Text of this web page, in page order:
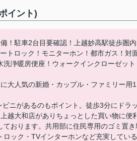
イント)
！駐車2台目要確認！上越妙高駅徒歩圏
トロック！モニターホン！都市ガス！対
浄暖房便座！ウォークインクローゼッ
大人気の新婚・カップル・ファミリー用
ニがあるのもポイント。徒歩3分にドラ
越大和店がありちょっとした買い物に便
おります。共用部に住民専用のゴミ置
ック・TVインターホンなど充実してい